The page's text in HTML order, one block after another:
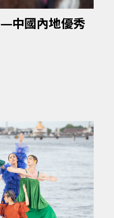
中國內地優秀